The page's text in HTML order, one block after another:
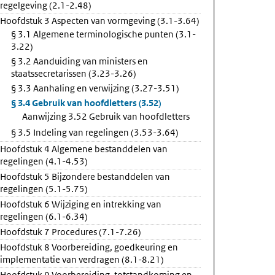
regelgeving (2.1-2.48)
Hoofdstuk 3 Aspecten van vormgeving (3.1-3.64)
§ 3.1 Algemene terminologische punten (3.1-
3.22)
§ 3.2 Aanduiding van ministers en
staatssecretarissen (3.23-3.26)
§ 3.3 Aanhaling en verwijzing (3.27-3.51)
§ 3.4 Gebruik van hoofdletters (3.52)
Aanwijzing 3.52 Gebruik van hoofdletters
§ 3.5 Indeling van regelingen (3.53-3.64)
Hoofdstuk 4 Algemene bestanddelen van
regelingen (4.1-4.53)
Hoofdstuk 5 Bijzondere bestanddelen van
regelingen (5.1-5.75)
Hoofdstuk 6 Wijziging en intrekking van
regelingen (6.1-6.34)
Hoofdstuk 7 Procedures (7.1-7.26)
Hoofdstuk 8 Voorbereiding, goedkeuring en
implementatie van verdragen (8.1-8.21)